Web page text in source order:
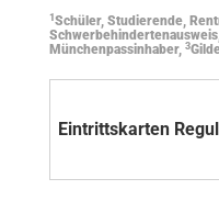
1 Schüler, Studierende,
Münchenpassinhaber, 3
Eintrittskarten